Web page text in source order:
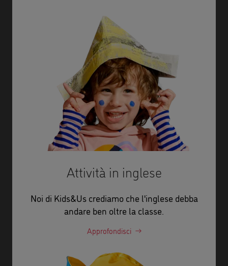
Attività in inglese
Noi di Kids&Us crediamo che l'inglese debba
andare ben oltre la classe.
Approfondisci